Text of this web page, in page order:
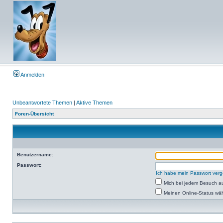
Anmelden
Unbeantwortete Themen | Aktive Themen
Foren-Übersicht
Benutzername:
Passwort:
Ich habe mein Passwort
Mich bei jedem Besuch
Meinen Online-Status